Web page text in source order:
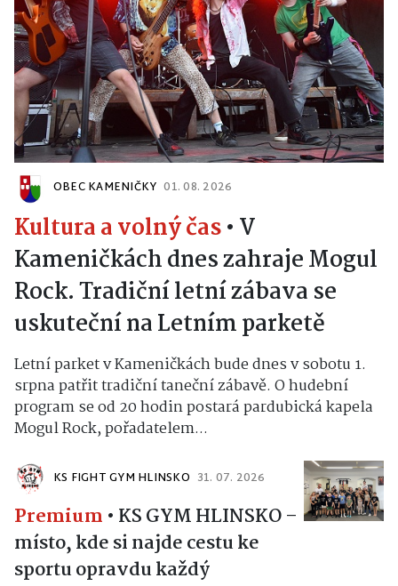
OBEC KAMENIČKY 01. 08. 2026
Kultura a volný čas• V
Kameničkách dnes zahraje Mogul
Rock. Tradiční letní zábava se
uskuteční na Letním parketě
Letní parket v Kameničkách bude dnes v sobotu 1.
srpna patřit tradiční taneční zábavě. O hudební
program se od 20 hodin postará pardubická kapela
Mogul Rock, pořadatelem...
KS FIGHT GYM HLINSKO 31. 07. 2026
Premium • KS GYM HLINSKO –
místo, kde si najde cestu ke
sportu opravdu každý